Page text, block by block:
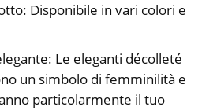
Disponibile in vari colori e
Le eleganti décolleté
un simbolo di femminilità e
particolarmente il tuo